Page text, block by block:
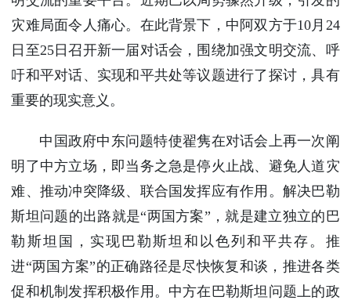
灾难局面令人痛心。在此背景下，中阿双方于10月24
日至25日召开新一届对话会，围绕加强文明交流、呼
吁和平对话、实现和平共处等议题进行了探讨，具有
重要的现实意义。
中国政府中东问题特使翟隽在对话会上再一次阐
明了中方立场，即当务之急是停火止战、避免人道灾
难、推动冲突降级、联合国发挥应有作用。解决巴勒
斯坦问题的出路就是“两国方案”，就是建立独立的巴
勒斯坦国，实现巴勒斯坦和以色列和平共存。推
进“两国方案”的正确路径是尽快恢复和谈，推进各类
促和机制发挥积极作用。中方在巴勒斯坦问题上的政